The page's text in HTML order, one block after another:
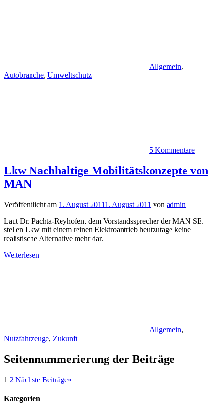
Allgemein,
Autobranche, Umweltschutz
5 Kommentare
Lkw Nachhaltige Mobilitätskonzepte von
MAN
Veröffentlicht am 1. August 20111. August 2011 von admin
Laut Dr. Pachta-Reyhofen, dem Vorstandssprecher der MAN SE,
stellen Lkw mit einem reinen Elektroantrieb heutzutage keine
realistische Alternative mehr dar.
Weiterlesen
Allgemein,
Nutzfahrzeuge, Zukunft
Seitennummerierung der Beiträge
1 2 Nächste Beiträge»
Kategorien